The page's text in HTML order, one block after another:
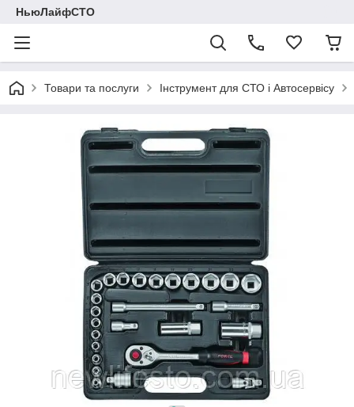
НьюЛайфСТО
Товари та послуги Інструмент для СТО і Автосервісу